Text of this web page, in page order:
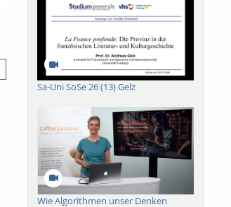
Sa-Uni SoSe 26 (13) Gelz
Wie Algorithmen unser Denken